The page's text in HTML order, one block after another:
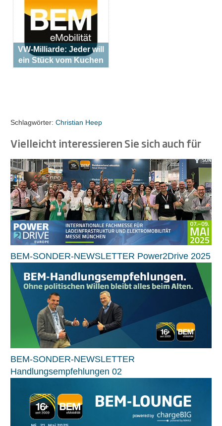
VW-Milliarde: Jeder will
ein Stück vom Kuchen
Schlagwörter: Christian Heep
Vielleicht interessieren Sie sich auch für
BEM-SONDER-NEWSLETTER Power2Drive 2025
BEM-SONDER-NEWSLETTER
Handlungsempfehlungen 02